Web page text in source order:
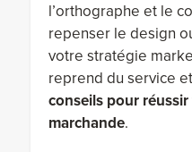
l’orthographe et le
repenser le design
votre stratégie
reprend du service
conseils pour
marchande.